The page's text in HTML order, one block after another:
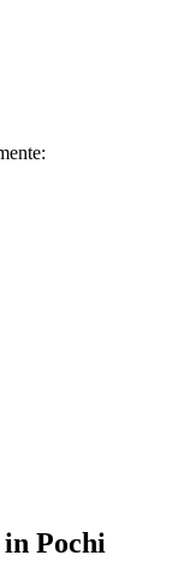
Pochi